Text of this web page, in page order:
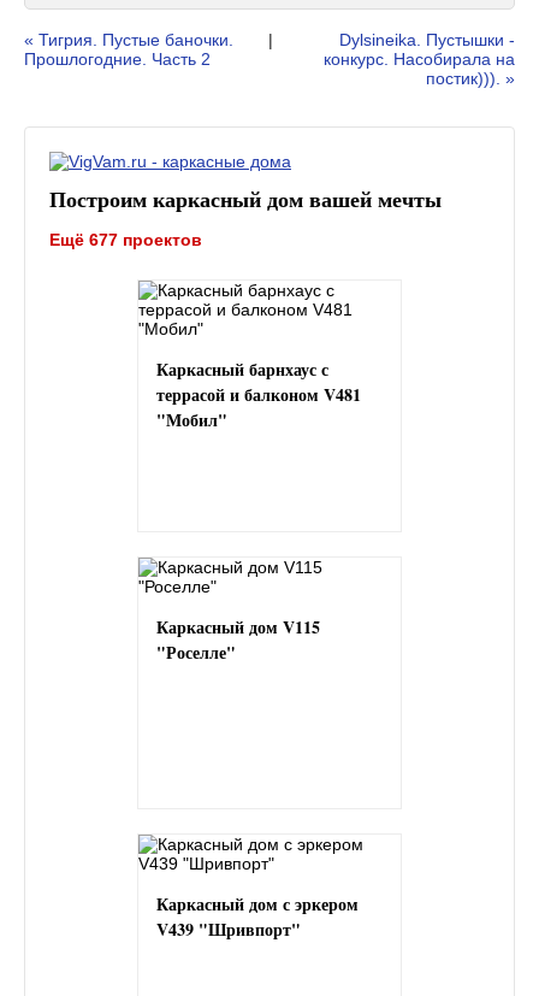
« Тигрия. Пустые баночки.
Прошлогодние. Часть 2
|
Dylsineika. Пустышки -
конкурс. Насобирала на
постик))). »
Построим каркасный дом вашей мечты
Ещё 677 проектов
Каркасный барнхаус с
террасой и балконом V481
"Мобил"
Каркасный дом V115
"Роселле"
Каркасный дом с эркером
V439 "Шривпорт"